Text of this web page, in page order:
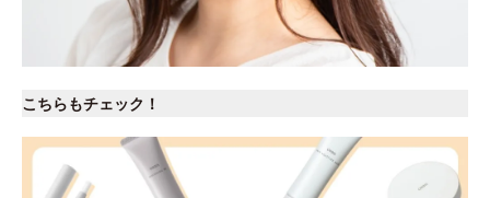
こちらもチェック！